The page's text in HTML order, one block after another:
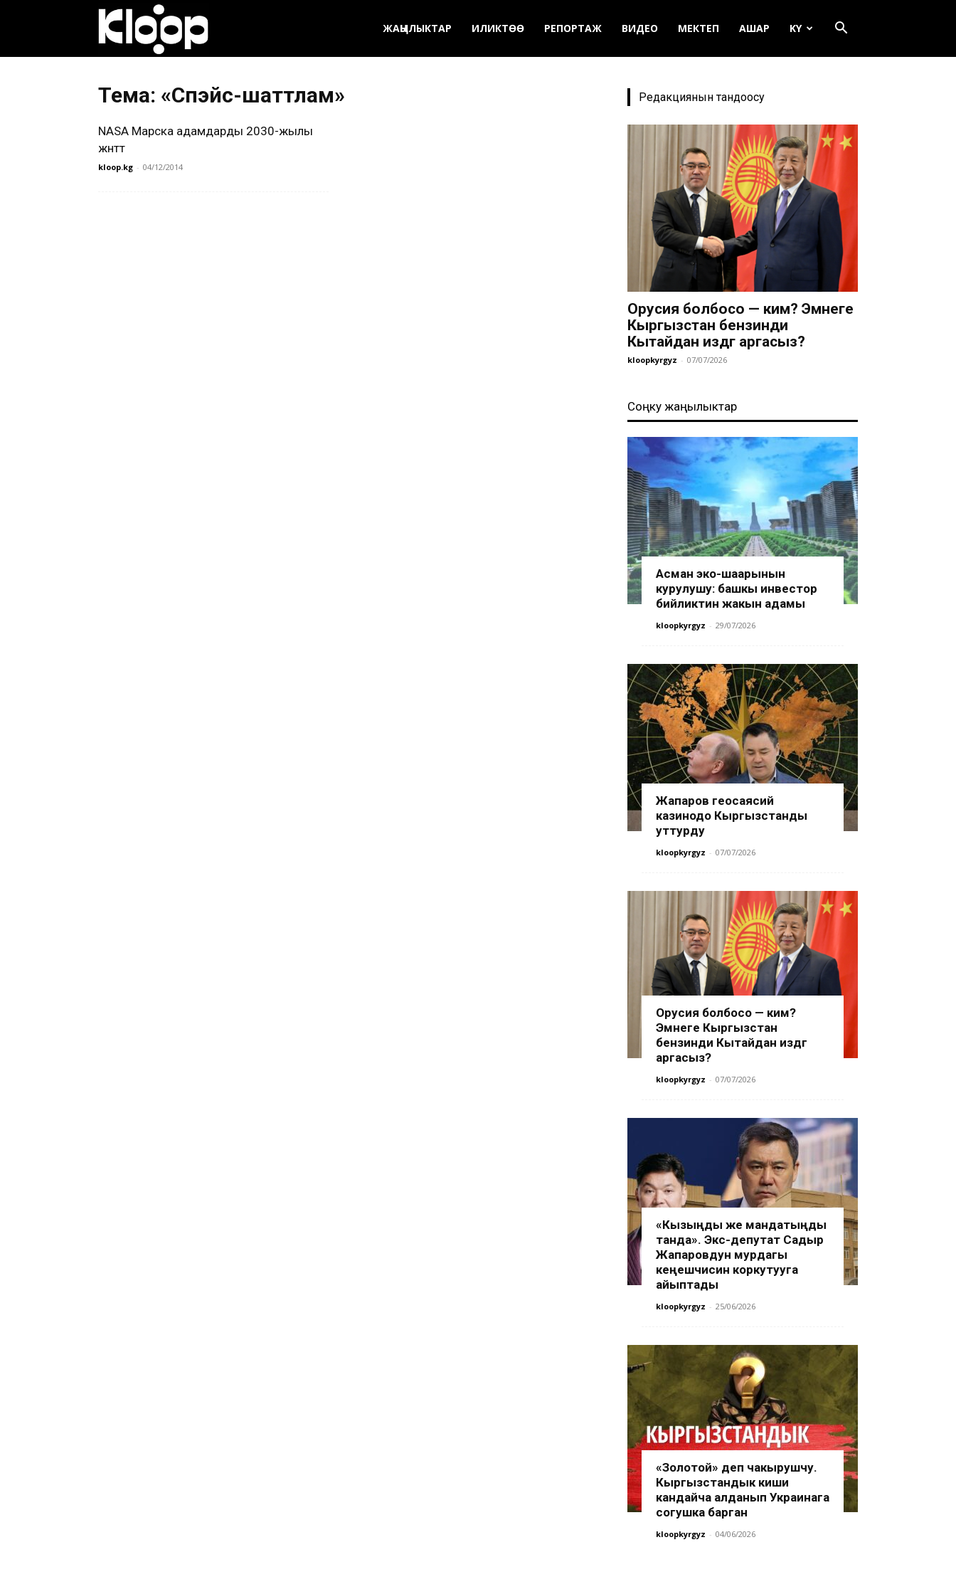
кыргызча
|
ЖАҢЫЛЫКТАР ИЛИКТӨӨ РЕПОРТАЖ ВИДЕО МЕКТЕП АШАР KY
Тема: «Спэйс-шаттлам»
NASA Марска адамдарды 2030-жылы
жөнөтөт
kloop.kg - 04/12/2014
Редакциянын тандоосу
Орусия болбосо — ким? Эмнеге
Кыргызстан бензинди
Кытайдан издөөгө аргасыз?
kloopkyrgyz - 07/07/2026
Соңку жаңылыктар
Асман эко-шаарынын
курулушу: башкы инвестор
бийликтин жакын адамы
kloopkyrgyz - 29/07/2026
Жапаров геосаясий
казинодо Кыргызстанды
уттурду
kloopkyrgyz - 07/07/2026
Орусия болбосо — ким?
Эмнеге Кыргызстан
бензинди Кытайдан издөөгө
аргасыз?
kloopkyrgyz - 07/07/2026
«Кызыңды же мандатыңды
танда». Экс-депутат Садыр
Жапаровдун мурдагы
кеңешчисин коркутууга
айыптады
kloopkyrgyz - 25/06/2026
«Золотой» деп чакырушчу.
Кыргызстандык киши
кандайча алданып Украинага
согушка барган
kloopkyrgyz - 04/06/2026